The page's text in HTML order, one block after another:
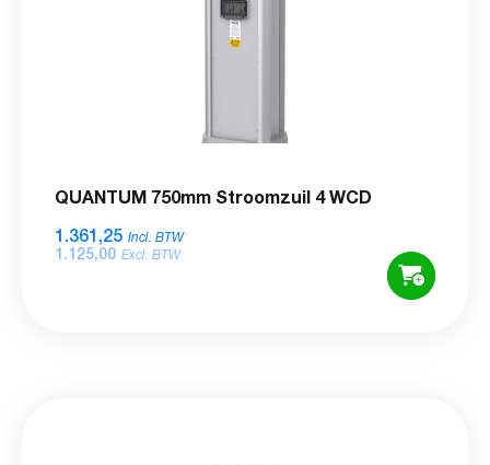
QUANTUM 750mm Stroomzuil 4 WCD
1.361,25 Incl. BTW
1.125,00 Excl. BTW